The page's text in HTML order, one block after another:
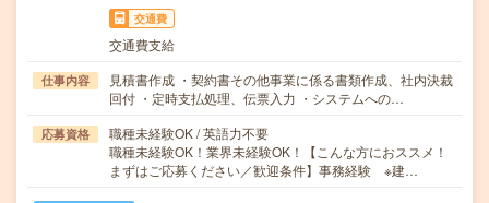
交通費
交通費支給
仕事内容
見積書作成 ・契約書その他事業に係る書類作成、社内決裁
回付 ・定時支払処理、伝票入力 ・システムへの…
応募資格
職種未経験OK / 英語力不要
職種未経験OK！業界未経験OK！【こんな方におススメ！
まずはご応募ください／歓迎条件】事務経験 ※建…